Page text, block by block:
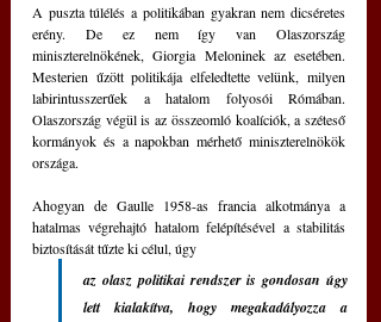
A puszta túlélés a politikában gyakran nem dicséretes
erény. De ez nem így van Olaszország
miniszterelnökének, Giorgia Meloninek az esetében.
Mesterien űzött politikája elfeledtette velünk, milyen
labirintusszerűek a hatalom folyosói Rómában.
Olaszország végül is az összeomló koalíciók, a széteső
kormányok és a napokban mérhető miniszterelnökök
országa.
Ahogyan de Gaulle 1958-as francia alkotmánya a
hatalmas végrehajtó hatalom felépítésével a stabilitás
biztosítását tűzte ki célul, úgy
az olasz politikai rendszer is gondosan úgy
lett kialakítva, hogy megakadályozza a